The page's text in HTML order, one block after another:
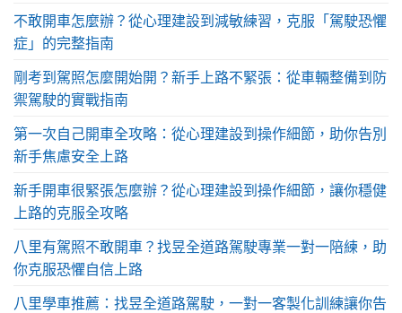
不敢開車怎麼辦？從心理建設到減敏練習，克服「駕駛恐懼
症」的完整指南
剛考到駕照怎麼開始開？新手上路不緊張：從車輛整備到防
禦駕駛的實戰指南
第一次自己開車全攻略：從心理建設到操作細節，助你告別
新手焦慮安全上路
新手開車很緊張怎麼辦？從心理建設到操作細節，讓你穩健
上路的克服全攻略
八里有駕照不敢開車？找昱全道路駕駛專業一對一陪練，助
你克服恐懼自信上路
八里學車推薦：找昱全道路駕駛，一對一客製化訓練讓你告